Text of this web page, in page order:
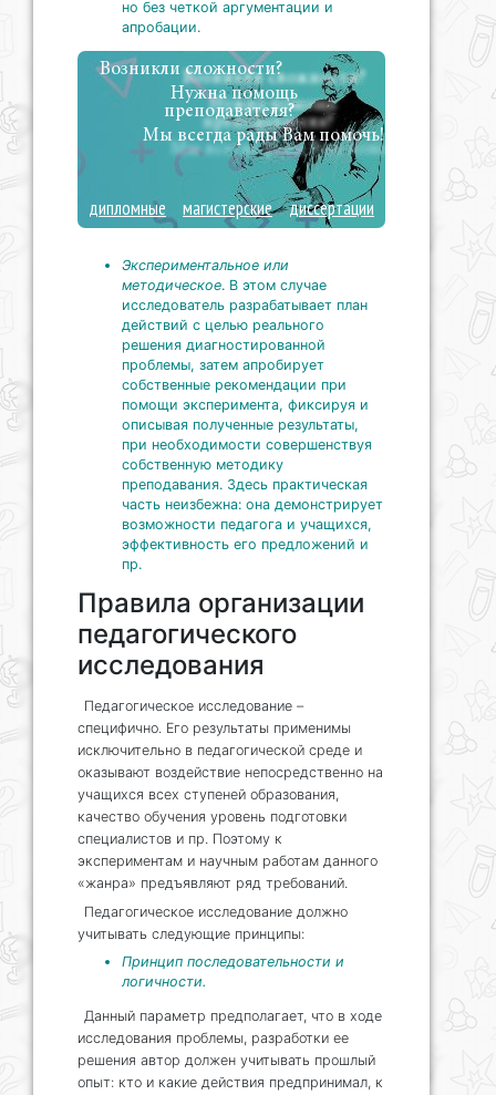
но без четкой аргументации и
апробации.
Возникли сложности?
Нужна помощь
преподавателя?
Мы всегда рады Вам помочь!
дипломные магистерские диссертации
Экспериментальное или
методическое. В этом случае
исследователь разрабатывает план
действий с целью реального
решения диагностированной
проблемы, затем апробирует
собственные рекомендации при
помощи эксперимента, фиксируя и
описывая полученные результаты,
при необходимости совершенствуя
собственную методику
преподавания. Здесь практическая
часть неизбежна: она демонстрирует
возможности педагога и учащихся,
эффективность его предложений и
пр.
Правила организации
педагогического
исследования
Педагогическое исследование –
специфично. Его результаты применимы
исключительно в педагогической среде и
оказывают воздействие непосредственно на
учащихся всех ступеней образования,
качество обучения уровень подготовки
специалистов и пр. Поэтому к
экспериментам и научным работам данного
«жанра» предъявляют ряд требований.
Педагогическое исследование должно
учитывать следующие принципы:
Принцип последовательности и
логичности.
Данный параметр предполагает, что в ходе
исследования проблемы, разработки ее
решения автор должен учитывать прошлый
опыт: кто и какие действия предпринимал, к